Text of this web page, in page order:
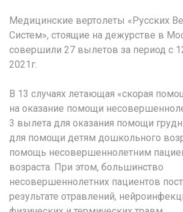
Медицинские вертолеты «Русских
Систем», стоящие на дежурстве в
совершили 27 вылетов за период с
2021г.
В 13 случаях летающая «скорая
на оказание помощи
3 вылета для оказания помощи
для помощи детям дошкольного
помощь несовершеннолетним
возраста. При этом, большинство
несовершеннолетних пациентов
результате отравлений,